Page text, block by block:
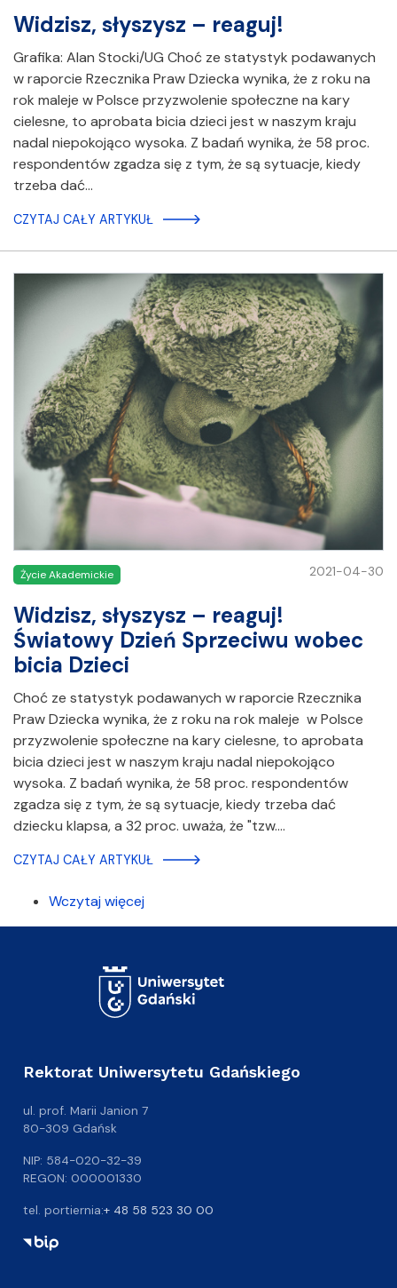
Widzisz, słyszysz – reaguj!
Grafika: Alan Stocki/UG Choć ze statystyk podawanych
w raporcie Rzecznika Praw Dziecka wynika, że z roku na
rok maleje w Polsce przyzwolenie społeczne na kary
cielesne, to aprobata bicia dzieci jest w naszym kraju
nadal niepokojąco wysoka. Z badań wynika, że 58 proc.
respondentów zgadza się z tym, że są sytuacje, kiedy
trzeba dać…
CZYTAJ CAŁY ARTYKUŁ
Życie Akademickie 2021-04-30
Widzisz, słyszysz – reaguj!
Światowy Dzień Sprzeciwu wobec
bicia Dzieci
Choć ze statystyk podawanych w raporcie Rzecznika
Praw Dziecka wynika, że z roku na rok maleje w Polsce
przyzwolenie społeczne na kary cielesne, to aprobata
bicia dzieci jest w naszym kraju nadal niepokojąco
wysoka. Z badań wynika, że 58 proc. respondentów
zgadza się z tym, że są sytuacje, kiedy trzeba dać
dziecku klapsa, a 32 proc. uważa, że "tzw.…
CZYTAJ CAŁY ARTYKUŁ
Wczytaj więcej
Rektorat Uniwersytetu Gdańskiego
ul. prof. Marii Janion 7
80-309 Gdańsk
NIP: 584-020-32-39
REGON: 000001330
tel. portiernia:+ 48 58 523 30 00